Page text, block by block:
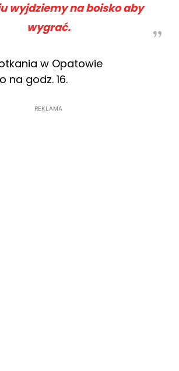
wyjdziemy na boisko aby
wygrać.
w Opatowie
na godz. 16.
REKLAMA